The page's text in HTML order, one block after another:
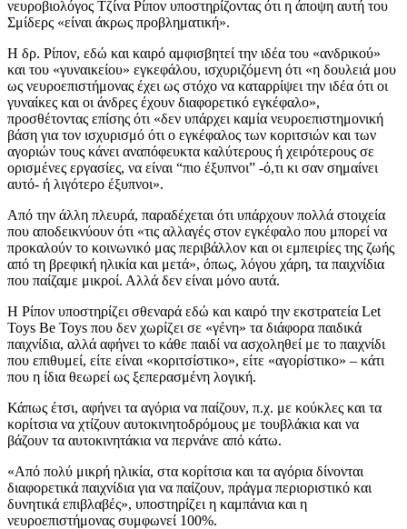
νευροβιολόγος Τζίνα Ρίπον υποστηρίζοντας ότι η άποψη αυτή του
Σμίδερς «είναι άκρως προβληματική».
Η δρ. Ρίπον, εδώ και καιρό αμφισβητεί την ιδέα του «ανδρικού»
και του «γυναικείου» εγκεφάλου, ισχυριζόμενη ότι «η δουλειά μου
ως νευροεπιστήμονας έχει ως στόχο να καταρρίψει την ιδέα ότι οι
γυναίκες και οι άνδρες έχουν διαφορετικό εγκέφαλο»,
προσθέτοντας επίσης ότι «δεν υπάρχει καμία νευροεπιστημονική
βάση για τον ισχυρισμό ότι ο εγκέφαλος των κοριτσιών και των
αγοριών τους κάνει αναπόφευκτα καλύτερους ή χειρότερους σε
ορισμένες εργασίες, να είναι “πιο έξυπνοι” -ό,τι κι σαν σημαίνει
αυτό- ή λιγότερο έξυπνοι».
Από την άλλη πλευρά, παραδέχεται ότι υπάρχουν πολλά στοιχεία
που αποδεικνύουν ότι «τις αλλαγές στον εγκέφαλο που μπορεί να
προκαλούν το κοινωνικό μας περιβάλλον και οι εμπειρίες της ζωής
από τη βρεφική ηλικία και μετά», όπως, λόγου χάρη, τα παιχνίδια
που παίζαμε μικροί. Αλλά δεν είναι μόνο αυτά.
Η Ρίπον υποστηρίζει σθεναρά εδώ και καιρό την εκστρατεία Let
Toys Be Toys που δεν χωρίζει σε «γένη» τα διάφορα παιδικά
παιχνίδια, αλλά αφήνει το κάθε παιδί να ασχοληθεί με το παιχνίδι
που επιθυμεί, είτε είναι «κοριτσίστικο», είτε «αγορίστικο» – κάτι
που η ίδια θεωρεί ως ξεπερασμένη λογική.
Κάπως έτσι, αφήνει τα αγόρια να παίζουν, π.χ. με κούκλες και τα
κορίτσια να χτίζουν αυτοκινητοδρόμους με τουβλάκια και να
βάζουν τα αυτοκινητάκια να περνάνε από κάτω.
«Από πολύ μικρή ηλικία, στα κορίτσια και τα αγόρια δίνονται
διαφορετικά παιχνίδια για να παίζουν, πράγμα περιοριστικό και
δυνητικά επιβλαβές», υποστηρίζει η καμπάνια και η
νευροεπιστήμονας συμφωνεί 100%.